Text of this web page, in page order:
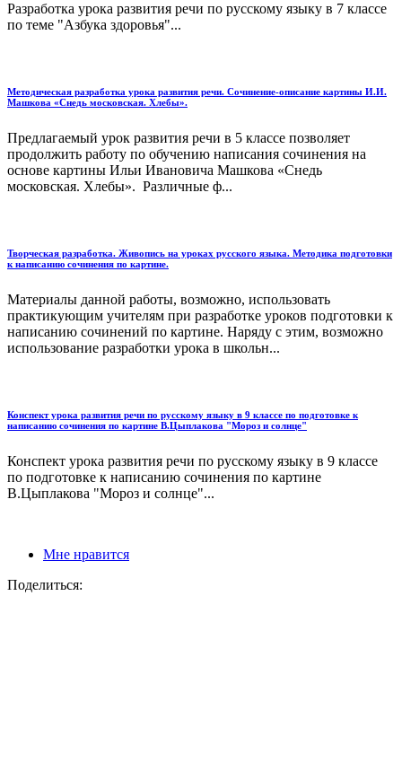
Разработка урока развития речи по русскому языку в 7 классе
по теме "Азбука здоровья"...
Методическая разработка урока развития речи. Сочинение-описание картины И.И.
Машкова «Снедь московская. Хлебы».
Предлагаемый урок развития речи в 5 классе позволяет
продолжить работу по обучению написания сочинения на
основе картины Ильи Ивановича Машкова «Снедь
московская. Хлебы». Различные ф...
Творческая разработка. Живопись на уроках русского языка. Методика подготовки
к написанию сочинения по картине.
Материалы данной работы, возможно, использовать
практикующим учителям при разработке уроков подготовки к
написанию сочинений по картине. Наряду с этим, возможно
использование разработки урока в школьн...
Конспект урока развития речи по русскому языку в 9 классе по подготовке к
написанию сочинения по картине В.Цыплакова "Мороз и солнце"
Конспект урока развития речи по русскому языку в 9 классе
по подготовке к написанию сочинения по картине
В.Цыплакова "Мороз и солнце"...
Мне нравится
Поделиться: